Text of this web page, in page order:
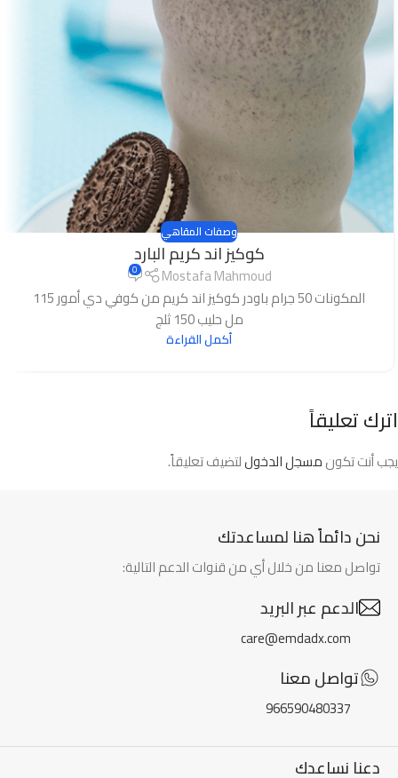
وصفات المقاهي
كوكيز اند كريم البارد
Mostafa Mahmoud
0
المكونات 50 جرام باودر كوكيز اند كريم من كوفي دي أمور 115
مل حليب 150 ثلج
أكمل القراءة
اترك تعليقاً
يجب أنت تكونمسجل الدخوللتضيف تعليقاً.
نحن دائماً هنا لمساعدتك
تواصل معنا من خلال أي من قنوات الدعم التالية:
الدعم عبر البريد
care@emdadx.com
تواصل معنا
966590480337
دعنا نساعدك